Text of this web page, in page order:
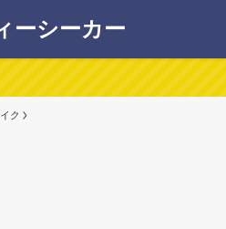
ーシーカー
ク